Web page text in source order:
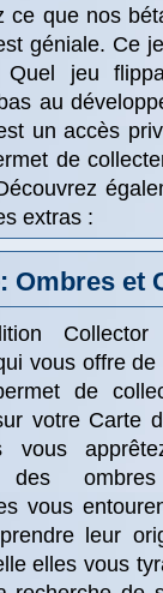
ce que nos
géniale. Ce
Quel jeu
au
un accès
de
extras :
Ombres et
vous offre
de
votre Carte
vous
des
vous
leur
elles vous